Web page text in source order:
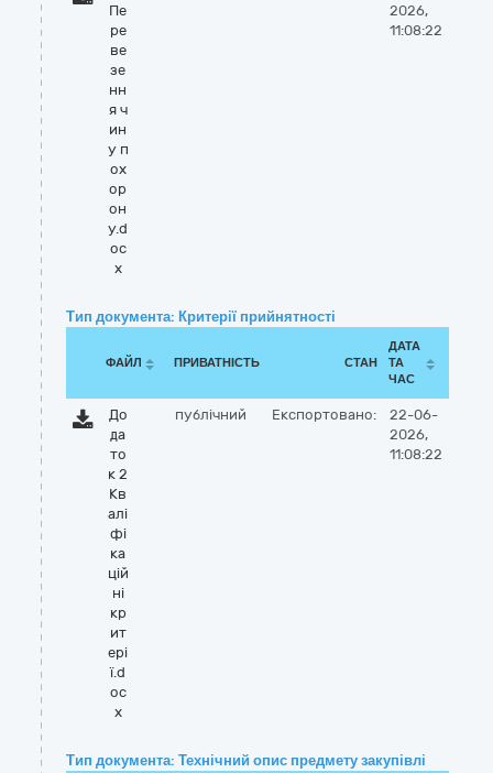
Пе
ре
ве
зе
нн
я ч
ин
у п
ох
ор
он
у.d
oc
x
2026,
11:08:22
Тип документа: Критерії прийнятності
ФАЙЛ ПРИВАТНІСТЬ СТАН
ДАТА
ТА
ЧАС
До
да
то
к 2
Кв
алі
фі
ка
цій
ні
кр
ит
ері
ї.d
oc
x
публічний Експортовано:
22-06-
2026,
11:08:22
Тип документа: Технічний опис предмету закупівлі